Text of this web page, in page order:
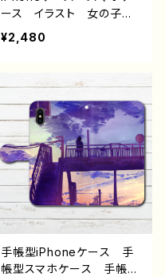
星になる前に 作：もな
か G-6
ース イラスト 女の子
エモい おしゃれ クー
ル 高校生 男子 iPhon
sense 8 9 10 Xperia
おすすめ 個性的 人気
イラストレーター クリエイ
ター 絵師 Android ア
ンドロイド ケース タイト
ル：indigo 作：灰染せんり
¥2,480
手帳型iPhoneケース 手
帳型スマホケース 手帳